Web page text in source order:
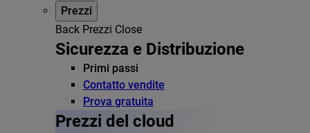
Prezzi
Back Prezzi Close
Sicurezza e Distribuzione
Primi passi
Contatto vendite
Prova gratuita
Prezzi del cloud